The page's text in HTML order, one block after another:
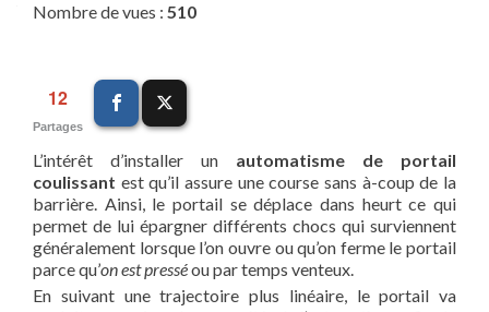
Nombre de vues : 510
12
Partages
L’intérêt d’installer un automatisme de portail
coulissant est qu’il assure une course sans à-coup de la
barrière. Ainsi, le portail se déplace dans heurt ce qui
permet de lui épargner différents chocs qui surviennent
généralement lorsque l’on ouvre ou qu’on ferme le portail
parce qu’on est presséou par temps venteux.
En suivant une trajectoire plus linéaire, le portail va